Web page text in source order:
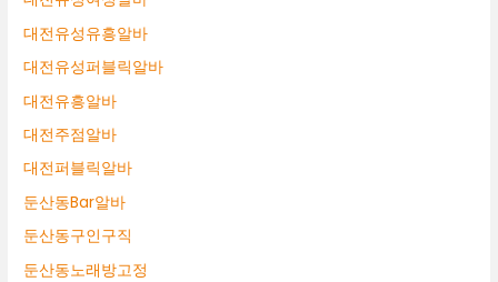
대전유성유흥알바
대전유성퍼블릭알바
대전유흥알바
대전주점알바
대전퍼블릭알바
둔산동Bar알바
둔산동구인구직
둔산동노래방고정